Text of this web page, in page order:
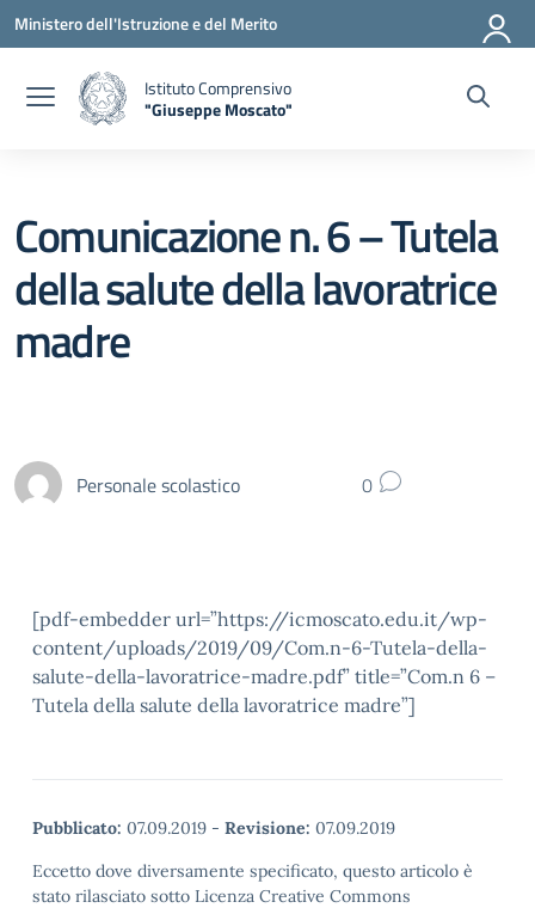
Vai ai contenuti
Vai al menu di navigazione
Vai al footer
Ministero dell'Istruzione e del Merito
Istituto Comprensivo
"Giuseppe Moscato"
Comunicazione n. 6 – Tutela
della salute della lavoratrice
madre
Personale scolastico 0
[pdf-embedder url=”https://icmoscato.edu.it/wp-
content/uploads/2019/09/Com.n-6-Tutela-della-
salute-della-lavoratrice-madre.pdf” title=”Com.n 6 –
Tutela della salute della lavoratrice madre”]
Pubblicato: 07.09.2019 - Revisione: 07.09.2019
Eccetto dove diversamente specificato, questo articolo è
stato rilasciato sotto Licenza Creative Commons